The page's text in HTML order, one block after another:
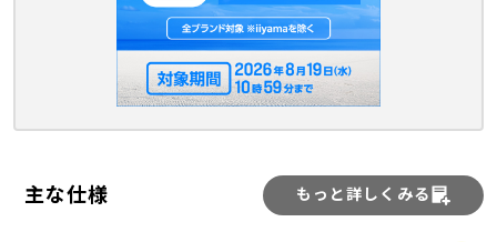
主な仕様 もっと詳しくみる